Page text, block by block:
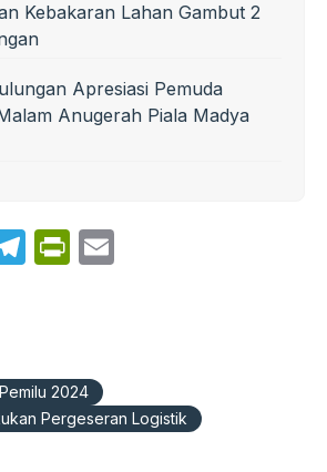
Kebakaran Lahan Gambut 2
Apresiasi Pemuda
Anugerah Piala Madya
T
a
m
P
ie
n
Pemilu 2024
Pergeseran Logistik